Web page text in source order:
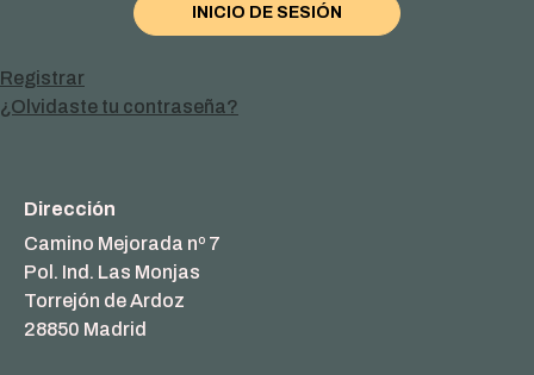
Registrar
¿Olvidaste tu contraseña?
Dirección
Camino Mejorada nº 7
Pol. Ind. Las Monjas
Torrejón de Ardoz
28850 Madrid